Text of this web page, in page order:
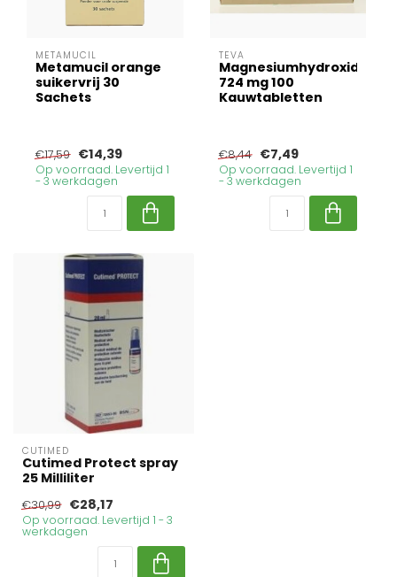
METAMUCIL
Metamucil orange
suikervrij 30
Sachets
€17,59 €14,39
Op voorraad. Levertijd 1
- 3 werkdagen
TEVA
Magnesiumhydroxide
724 mg 100
Kauwtabletten
€8,44 €7,49
Op voorraad. Levertijd 1
- 3 werkdagen
CUTIMED
Cutimed Protect spray
25 Milliliter
€30,99 €28,17
Op voorraad. Levertijd 1 - 3
werkdagen